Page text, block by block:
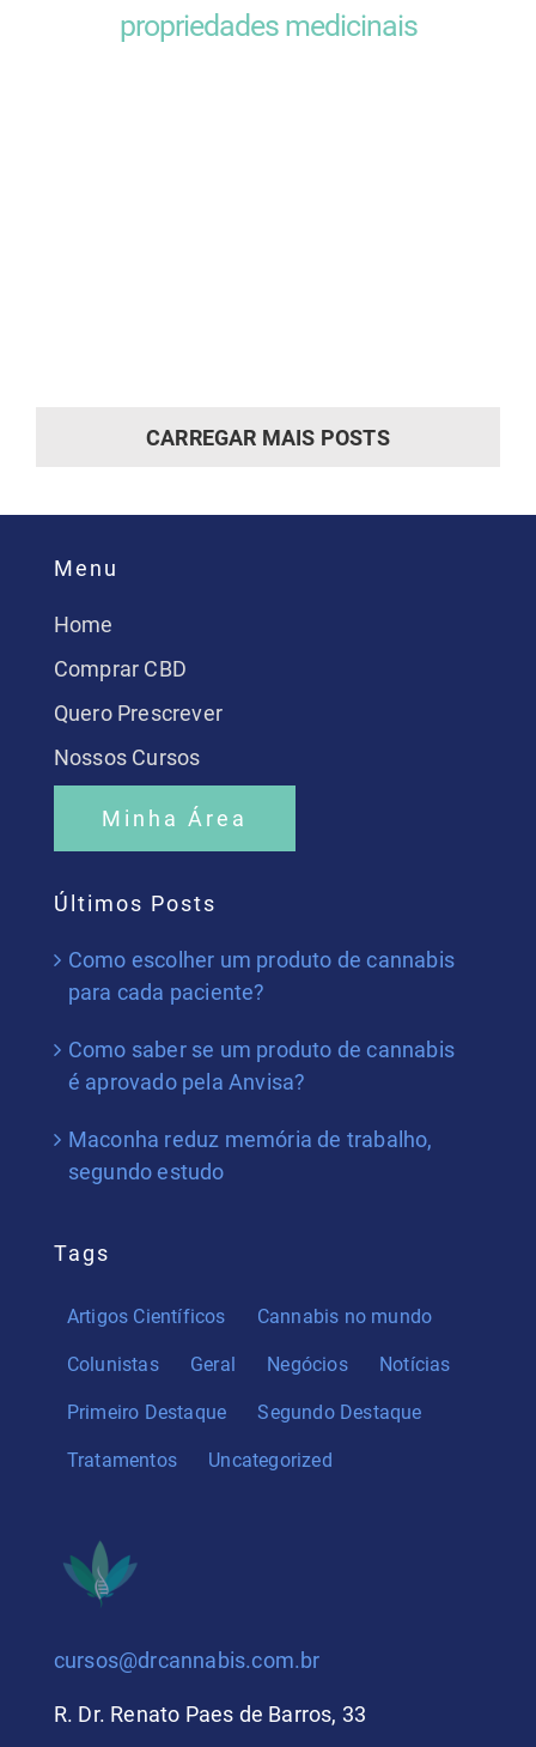
propriedades medicinais
CARREGAR MAIS POSTS
Menu
Home
Comprar CBD
Quero Prescrever
Nossos Cursos
Minha Área
Últimos Posts
Como escolher um produto de cannabis
para cada paciente?
Como saber se um produto de cannabis
é aprovado pela Anvisa?
Maconha reduz memória de trabalho,
segundo estudo
Tags
Artigos Científicos Cannabis no mundo
Colunistas Geral Negócios Notícias
Primeiro Destaque Segundo Destaque
Tratamentos Uncategorized
cursos@drcannabis.com.br
R. Dr. Renato Paes de Barros, 33